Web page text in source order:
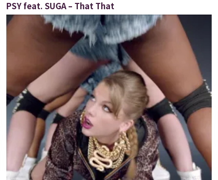
PSY feat. SUGA – That That